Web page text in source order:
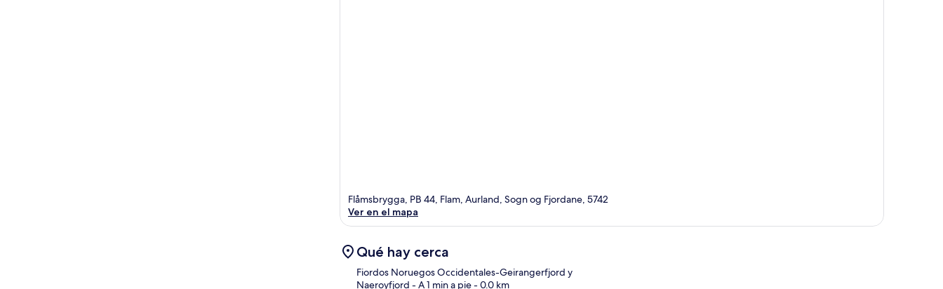
Flåmsbrygga, PB 44, Flam, Aurland, Sogn og Fjordane, 5742
Ver en el mapa
Qué hay cerca
Fiordos Noruegos Occidentales-Geirangerfjord y
Naeroyfjord - A 1 min a pie- 0.0 km